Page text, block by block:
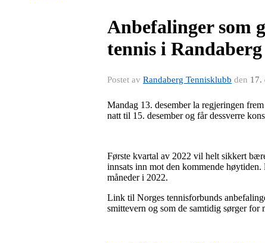
Anbefalinger som
tennis i
Postet av Randaberg Tennisklubb den 17.
Mandag 13. desember la regjeringen
natt til 15. desember og får dessverre
Første kvartal av 2022 vil helt sikkert
innsats inn mot den kommende
måneder i 2022.
Link til Norges tennisforbunds
smittevern og som de samtidig sørger